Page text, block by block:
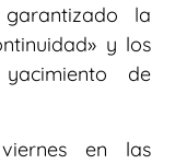
la
y los
de
en las